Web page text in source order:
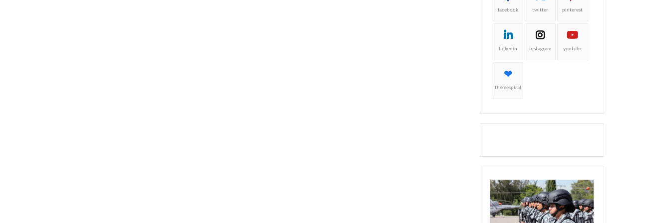
facebook twitter pinterest
linkedin instagram youtube
themespiral